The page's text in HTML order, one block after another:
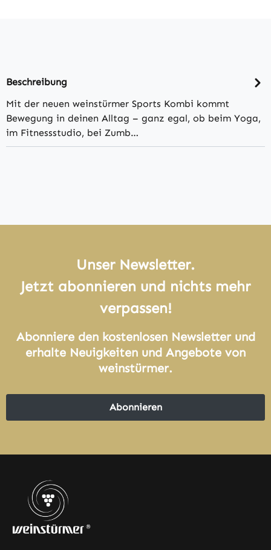
Beschreibung
Mit der neuen weinstürmer Sports Kombi kommt
Bewegung in deinen Alltag – ganz egal, ob beim Yoga,
im Fitnessstudio, bei Zumb…
Unser Newsletter.
Jetzt abonnieren und nichts mehr
verpassen!
Abonniere den kostenlosen Newsletter und
erhalte Neuigkeiten und Angebote von
weinstürmer.
Abonnieren